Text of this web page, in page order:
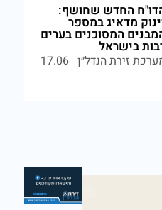
החדש שחושף:
מדאיג במספר
המסוכנים בערים
בישראל
זירת הנדל״ן 17.06